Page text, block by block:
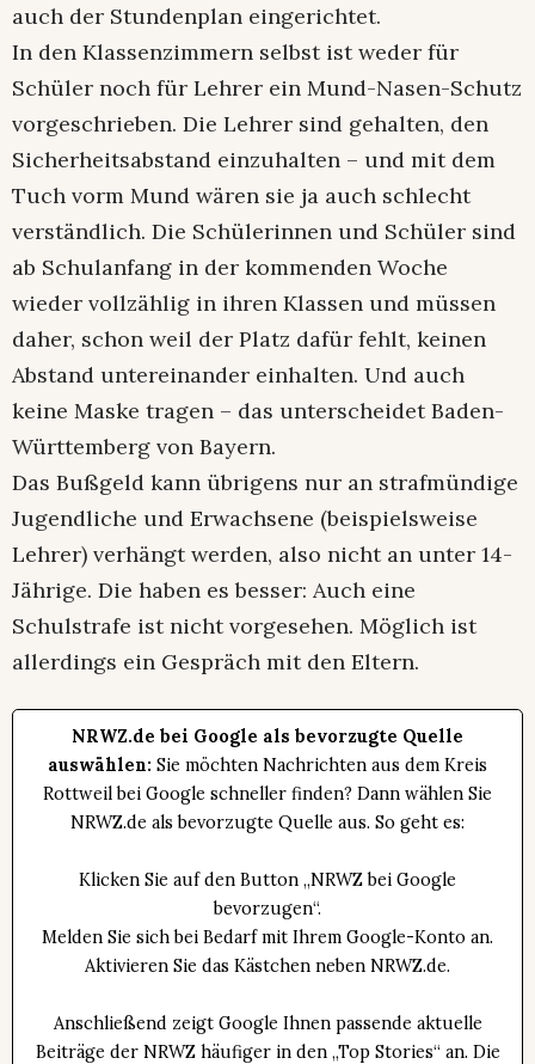
auch der Stundenplan eingerichtet.
In den Klassenzimmern selbst ist weder für
Schüler noch für Lehrer ein Mund-Nasen-Schutz
vorgeschrieben. Die Lehrer sind gehalten, den
Sicherheitsabstand einzuhalten – und mit dem
Tuch vorm Mund wären sie ja auch schlecht
verständlich. Die Schülerinnen und Schüler sind
ab Schulanfang in der kommenden Woche
wieder vollzählig in ihren Klassen und müssen
daher, schon weil der Platz dafür fehlt, keinen
Abstand untereinander einhalten. Und auch
keine Maske tragen – das unterscheidet Baden-
Württemberg von Bayern.
Das Bußgeld kann übrigens nur an strafmündige
Jugendliche und Erwachsene (beispielsweise
Lehrer) verhängt werden, also nicht an unter 14-
Jährige. Die haben es besser: Auch eine
Schulstrafe ist nicht vorgesehen. Möglich ist
allerdings ein Gespräch mit den Eltern.
NRWZ.de bei Google als bevorzugte Quelle
auswählen: Sie möchten Nachrichten aus dem Kreis
Rottweil bei Google schneller finden? Dann wählen Sie
NRWZ.de als bevorzugte Quelle aus. So geht es:
Klicken Sie auf den Button „NRWZ bei Google
bevorzugen“.
Melden Sie sich bei Bedarf mit Ihrem Google-Konto an.
Aktivieren Sie das Kästchen neben NRWZ.de.
Anschließend zeigt Google Ihnen passende aktuelle
Beiträge der NRWZ häufiger in den „Top Stories“ an. Die